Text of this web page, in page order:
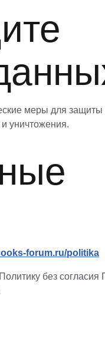
меры для
уничтожения.
forum.ru/politika
без согласия